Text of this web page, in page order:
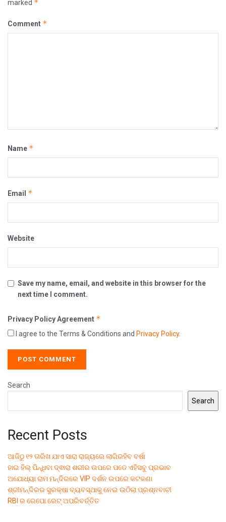
marked *
Comment *
Name *
Email *
Website
Save my name, email, and website in this browser for the
next time I comment.
Privacy Policy Agreement *
I agree to the Terms & Conditions and Privacy Policy.
Search
Search
Recent Posts
ଆଜିଠୁ ୧୨ ତାରିଖ ଯାଏ ସାରା ରାଜ୍ୟରେ ଲାଗିରହିବ ବର୍ଷା
ହାଇ ହିଲ୍ ପିନ୍ଧିବା ଦ୍ଵାରା ଶରୀର ଉପରେ ପଡେ ଏହିସବୁ ପ୍ରଭାବ
ଅଯୋଧ୍ୟା ରାମ ମନ୍ଦିରରେ VIP ଦର୍ଶନ ଉପରେ କଟକଣା
ଶ୍ରୀମନ୍ଦିରର ସୁରକ୍ଷା ବ୍ୟବସ୍ଥାକୁ ନେଇ ଉଠିଲା ପ୍ରଶ୍ନବାଚୀ
RBI ର ରେପୋ ରେଟ୍ ଅପରିବର୍ତ୍ତିତ